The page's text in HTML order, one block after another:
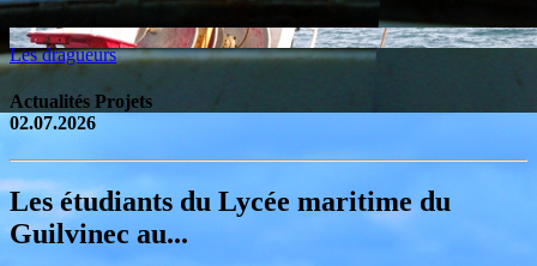
Les dragueurs
Actualités Projets
02.07.2026
Les étudiants du Lycée maritime du
Guilvinec au...